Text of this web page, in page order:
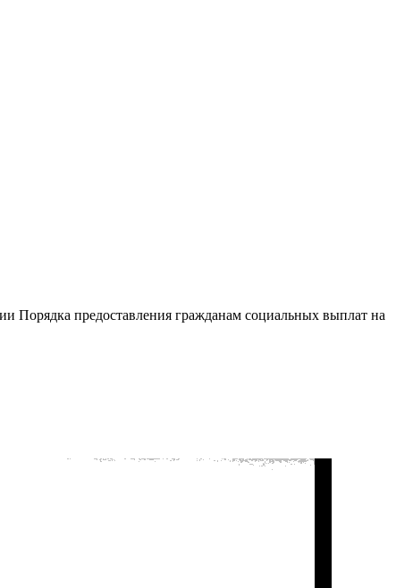
Порядка предоставления гражданам социальных выплат на